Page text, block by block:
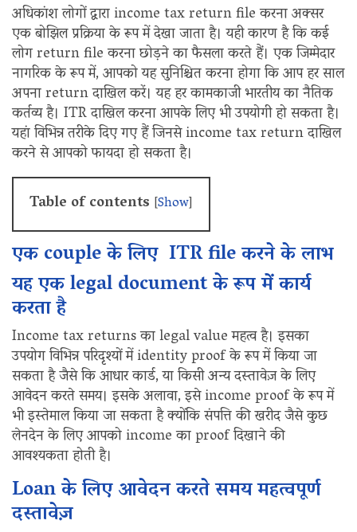
अधिकांश लोगों द्वारा income tax return file करना अक्सर
एक बोझिल प्रक्रिया के रूप में देखा जाता है। यही कारण है कि कई
लोग return file करना छोड़ने का फैसला करते हैं। एक जिम्मेदार
नागरिक के रूप में, आपको यह सुनिश्चित करना होगा कि आप हर साल
अपना return दाखिल करें। यह हर कामकाजी भारतीय का नैतिक
कर्तव्य है। ITR दाखिल करना आपके लिए भी उपयोगी हो सकता है।
यहां विभिन्न तरीके दिए गए हैं जिनसे income tax return दाखिल
करने से आपको फायदा हो सकता है।
Table of contents [Show]
एक couple के लिए ITR file करने के लाभ
यह एक legal document के रूप में कार्य
करता है
Income tax returns का legal value महत्व है। इसका
उपयोग विभिन्न परिदृश्यों में identity proof के रूप में किया जा
सकता है जैसे कि आधार कार्ड, या किसी अन्य दस्तावेज़ के लिए
आवेदन करते समय। इसके अलावा, इसे income proof के रूप में
भी इस्तेमाल किया जा सकता है क्योंकि संपत्ति की खरीद जैसे कुछ
लेनदेन के लिए आपको income का proof दिखाने की
आवश्यकता होती है।
Loan के लिए आवेदन करते समय महत्वपूर्ण
दस्तावेज़